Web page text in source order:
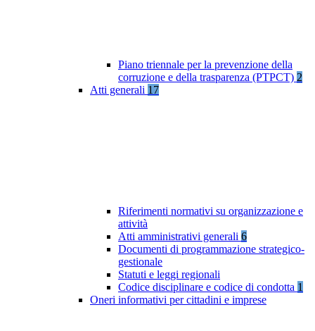
Piano triennale per la prevenzione della
corruzione e della trasparenza (PTPCT) 2
Atti generali 17
Riferimenti normativi su organizzazione e
attività
Atti amministrativi generali 6
Documenti di programmazione strategico-
gestionale
Statuti e leggi regionali
Codice disciplinare e codice di condotta 1
Oneri informativi per cittadini e imprese